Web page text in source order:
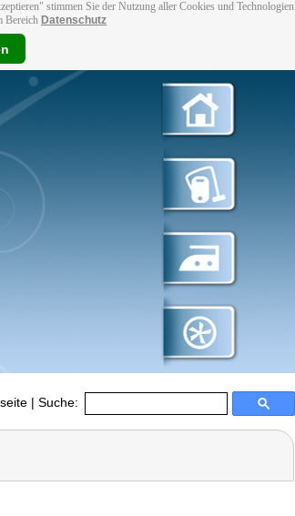
stimmen Sie der Nutzung aller Cookies und Technologien
Bereich Datenschutz
| Suche: